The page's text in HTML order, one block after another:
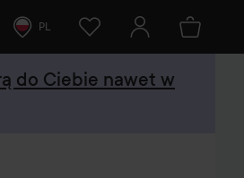
PL
do Ciebie nawet w